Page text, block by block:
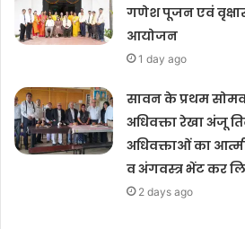
गणेश पूजन एवं
आयोजन
1 day ago
सावन के प्रथम
अधिवक्ता रेखा अंजू
अधिवक्ताओं का
व अंगवस्त्र भेंट कर
2 days ago